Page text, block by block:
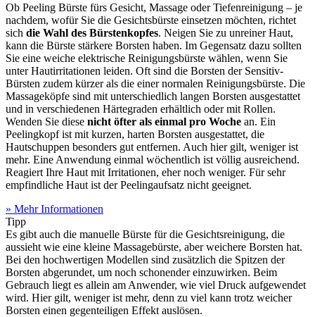
Ob Peeling Bürste fürs Gesicht, Massage oder Tiefenreinigung – je
nachdem, wofür Sie die Gesichtsbürste einsetzen möchten, richtet
sich die Wahl des Bürstenkopfes. Neigen Sie zu unreiner Haut,
kann die Bürste stärkere Borsten haben. Im Gegensatz dazu sollten
Sie eine weiche elektrische Reinigungsbürste wählen, wenn Sie
unter Hautirritationen leiden. Oft sind die Borsten der Sensitiv-
Bürsten zudem kürzer als die einer normalen Reinigungsbürste. Die
Massageköpfe sind mit unterschiedlich langen Borsten ausgestattet
und in verschiedenen Härtegraden erhältlich oder mit Rollen.
Wenden Sie diese nicht öfter als einmal pro Woche an. Ein
Peelingkopf ist mit kurzen, harten Borsten ausgestattet, die
Hautschuppen besonders gut entfernen. Auch hier gilt, weniger ist
mehr. Eine Anwendung einmal wöchentlich ist völlig ausreichend.
Reagiert Ihre Haut mit Irritationen, eher noch weniger. Für sehr
empfindliche Haut ist der Peelingaufsatz nicht geeignet.
» Mehr Informationen
Tipp
Es gibt auch die manuelle Bürste für die Gesichtsreinigung, die
aussieht wie eine kleine Massagebürste, aber weichere Borsten hat.
Bei den hochwertigen Modellen sind zusätzlich die Spitzen der
Borsten abgerundet, um noch schonender einzuwirken. Beim
Gebrauch liegt es allein am Anwender, wie viel Druck aufgewendet
wird. Hier gilt, weniger ist mehr, denn zu viel kann trotz weicher
Borsten einen gegenteiligen Effekt auslösen.